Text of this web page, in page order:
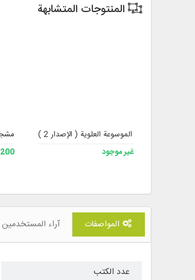
المنتوجات المتشابهة
الموسوعة العلوية ( الإصدار 2 )
غير موجود
المواصفات آراء المستخدمين
عدد الكتب